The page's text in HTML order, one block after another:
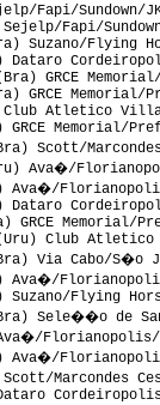
Fapi/
Sejelp/
(Bra)
(Bra) GRCE
(Uru)
GRCE
(Bra) Scott/
(Uru)
(Bra)
(Bra) GRCE
(Bra)
(Bra)
(Bra)
(Bra)
(Bra)
Scott/
Dataro